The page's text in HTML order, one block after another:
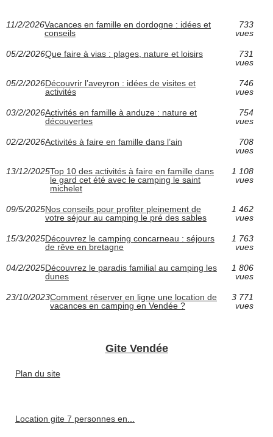
11/2/2026Vacances en famille en dordogne : idées et
conseils
733
vues
05/2/2026Que faire à vias : plages, nature et loisirs
731
vues
05/2/2026Découvrir l’aveyron : idées de visites et
activités
746
vues
03/2/2026Activités en famille à anduze : nature et
découvertes
754
vues
02/2/2026Activités à faire en famille dans l’ain
708
vues
13/12/2025Top 10 des activités à faire en famille dans
le gard cet été avec le camping le saint
michelet
1 108
vues
09/5/2025Nos conseils pour profiter pleinement de
votre séjour au camping le pré des sables
1 462
vues
15/3/2025Découvrez le camping concarneau : séjours
de rêve en bretagne
1 763
vues
04/2/2025Découvrez le paradis familial au camping les
dunes
1 806
vues
23/10/2023Comment réserver en ligne une location de
vacances en camping en Vendée ?
3 771
vues
Gite Vendée
Plan du site
Location gite 7 personnes en...